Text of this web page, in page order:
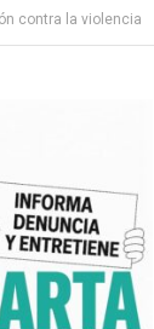
contra la violencia